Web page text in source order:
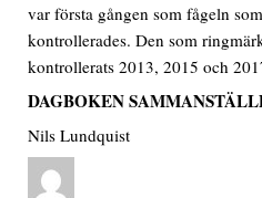
var första gången som fågeln
kontrollerades. Den som
kontrollerats 2013, 2015 och
DAGBOKEN
Nils Lundquist